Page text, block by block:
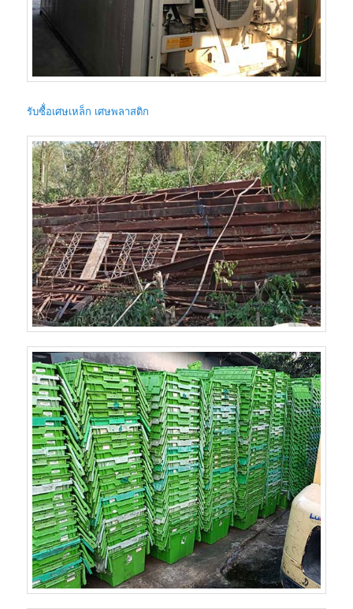
รับซื้่อเศษเหล็ก เศษพลาสติก